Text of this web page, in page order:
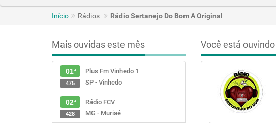
Início Rádios Rádio Sertanejo Do Bom A Original
Mais ouvidas este mês
01ª
Plus Fm Vinhedo 1
SP - Vinhedo
475
02ª
Rádio FCV
MG - Muriaé
428
Você está